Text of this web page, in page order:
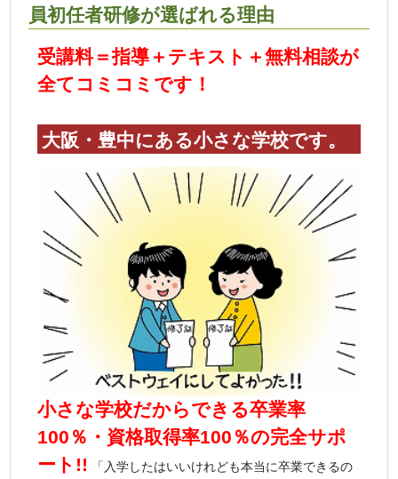
員初任者研修が選ばれる理由
受講料＝指導＋テキスト＋無料相談が
全てコミコミです！
大阪・豊中にある小さな学校です。
小さな学校だからできる卒業率
100％・資格取得率100％の完全サポ
ート!!
「入学したはいいけれども本当に卒業できるの